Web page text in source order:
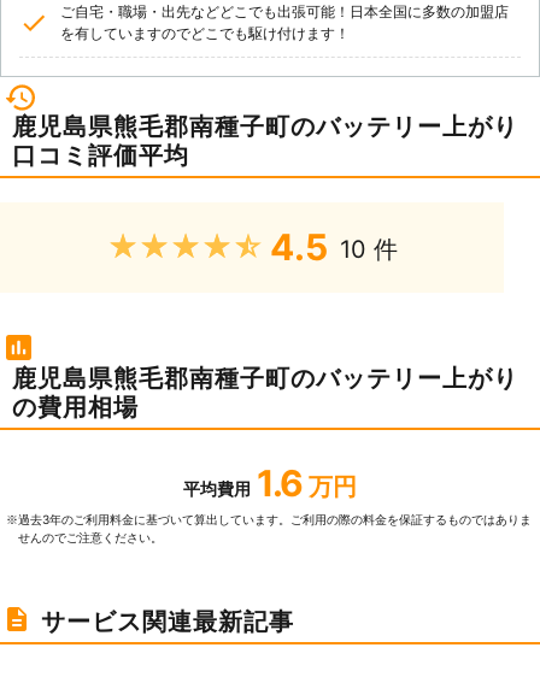
ご自宅・職場・出先などどこでも出張可能！日本全国に多数の加盟店
を有していますのでどこでも駆け付けます！
鹿児島県熊毛郡南種子町のバッテリー上がり
口コミ評価平均
★★★★★ 4.5 10 件
鹿児島県熊毛郡南種子町のバッテリー上がり
の費用相場
平均費用 1.6 万円
※過去3年のご利⽤料⾦に基づいて算出しています。ご利⽤の際の料⾦を保証するものではありま
せんのでご注意ください。
サービス関連最新記事